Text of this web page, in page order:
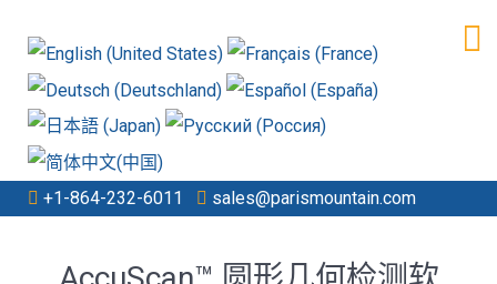
+1-864-232-6011 sales@parismountain.com